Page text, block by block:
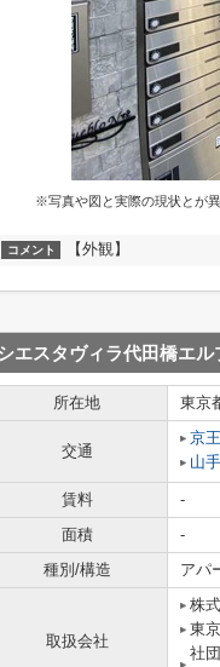
※写真や図と実際の現状とが
コメント 【外観】
エスタヴィラ代田橋エル
所在地 東京
交通
京
山
賃料 -
面積
-
種別/構造
アパ
取扱会社
株
東
社